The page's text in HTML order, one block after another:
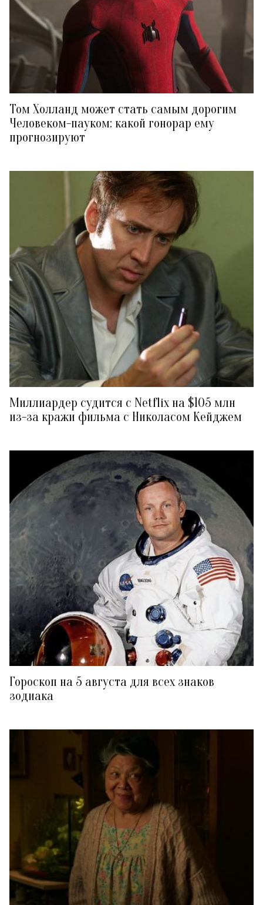
Том Холланд может стать самым дорогим
Человеком-пауком: какой гонорар ему
прогнозируют
Миллиардер судится с Netflix на $105 млн
из-за кражи фильма с Николасом Кейджем
Гороскоп на 5 августа для всех знаков
зодиака